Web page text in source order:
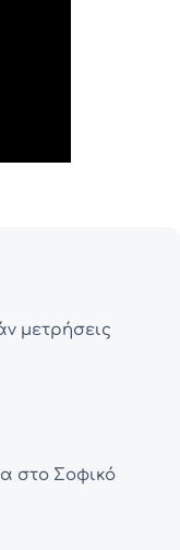
μετρήσεις
στο Σοφικό